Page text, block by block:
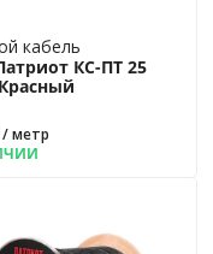
кабель
КС-ПТ 25
метр